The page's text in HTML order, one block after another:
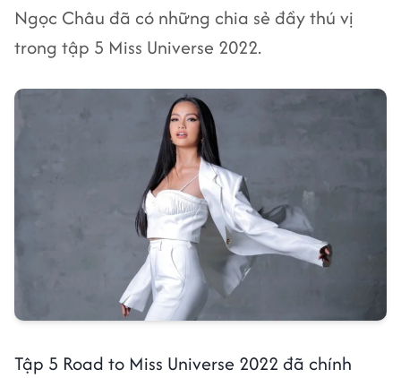
Ngọc Châu đã có những chia sẻ đầy thú vị
trong tập 5 Miss Universe 2022.
Tập 5 Road to Miss Universe 2022 đã chính